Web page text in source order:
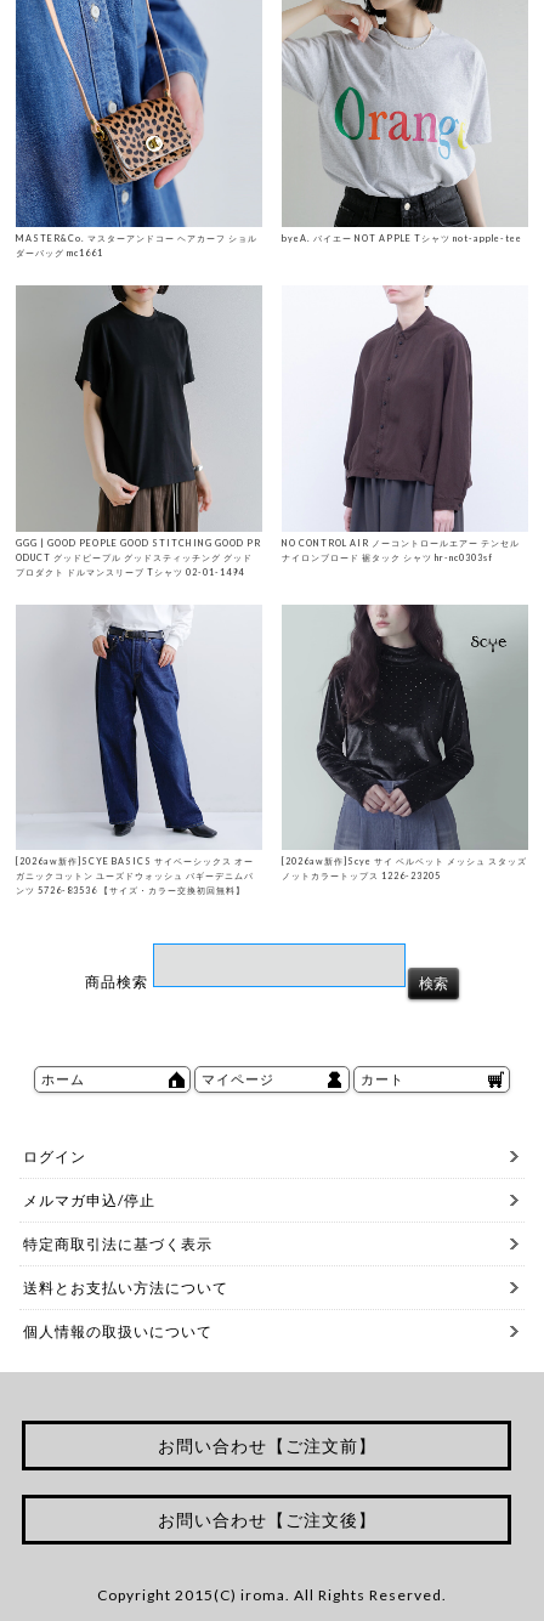
MASTER&Co. マスターアンドコー ヘアカーフ ショル
ダーバッグ mc1661
byeA. バイエー NOT APPLE Tシャツ not-apple-tee
GGG | GOOD PEOPLE GOOD STITCHING GOOD PR
ODUCT グッドピープル グッドスティッチング グッド
プロダクト ドルマンスリーブ Tシャツ 02-01-1494
NO CONTROL AIR ノーコントロールエアー テンセル
ナイロンブロード 裾タック シャツ hr-nc0303sf
[2026aw新作]SCYE BASICS サイベーシックス オー
ガニックコットン ユーズドウォッシュ バギーデニムパ
ンツ 5726-83536 【サイズ・カラー交換初回無料】
[2026aw新作]Scye サイ ベルベット メッシュ スタッズ
ノットカラートップス 1226-23205
商品検索
ホーム マイページ カート
ログイン
メルマガ申込/停止
特定商取引法に基づく表示
送料とお支払い方法について
個人情報の取扱いについて
お問い合わせ【ご注文前】
お問い合わせ【ご注文後】
Copyright 2015(C) iroma. All Rights Reserved.